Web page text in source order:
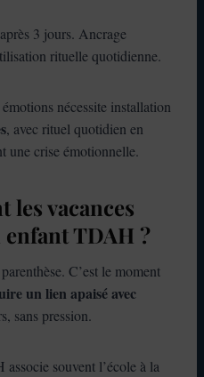
3 jours. Ancrage
rituelle quotidienne.
nécessite installation
, avec rituel quotidien en
une crise émotionnelle.
les vacances
TDAH ?
C’est le moment
un lien apaisé avec
sans pression.
souvent l’école à la